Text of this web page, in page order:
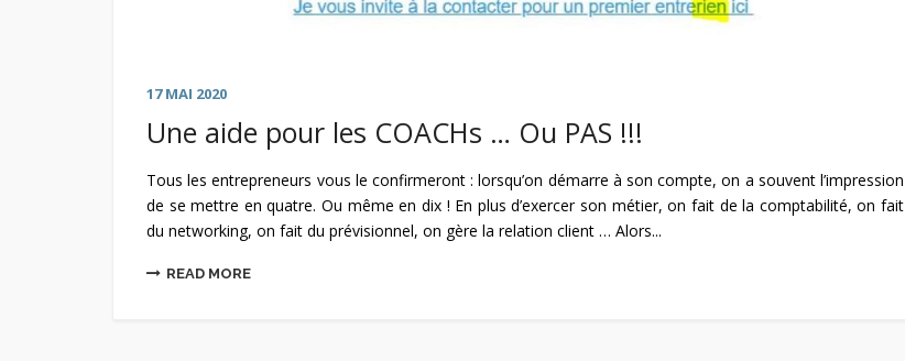
17 MAI 2020
Une aide pour les COACHs … Ou PAS !!!
Tous les entrepreneurs vous le confirmeront : lorsqu’on démarre à son compte, on a souvent l’impression
de se mettre en quatre. Ou même en dix ! En plus d’exercer son métier, on fait de la comptabilité, on fait
du networking, on fait du prévisionnel, on gère la relation client … Alors...
READ MORE